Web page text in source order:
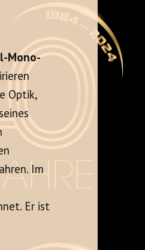
Mono-
Optik,
Im
Er ist